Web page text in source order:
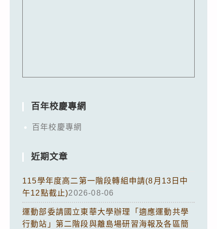
百年校慶專網
百年校慶專網
近期文章
115學年度高二第一階段轉組申請(8月13日中
午12點截止)2026-08-06
運動部委請國立東華大學辦理「適應運動共學
行動站」第二階段與離島場研習海報及各區簡